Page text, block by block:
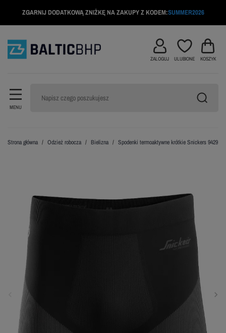
ZGARNIJ DODATKOWĄ ZNIŻKĘ NA ZAKUPY Z KODEM:SUMMER2026
MENU
ZALOGUJ ULUBIONE KOSZYK
Strona główna Odzież robocza Bielizna Spodenki termoaktywne krótkie Snickers 9429